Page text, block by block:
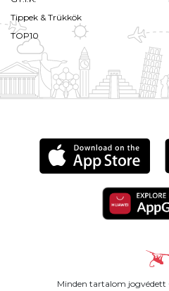
Tippek & Trükkök
TOP10
Minden tartalom